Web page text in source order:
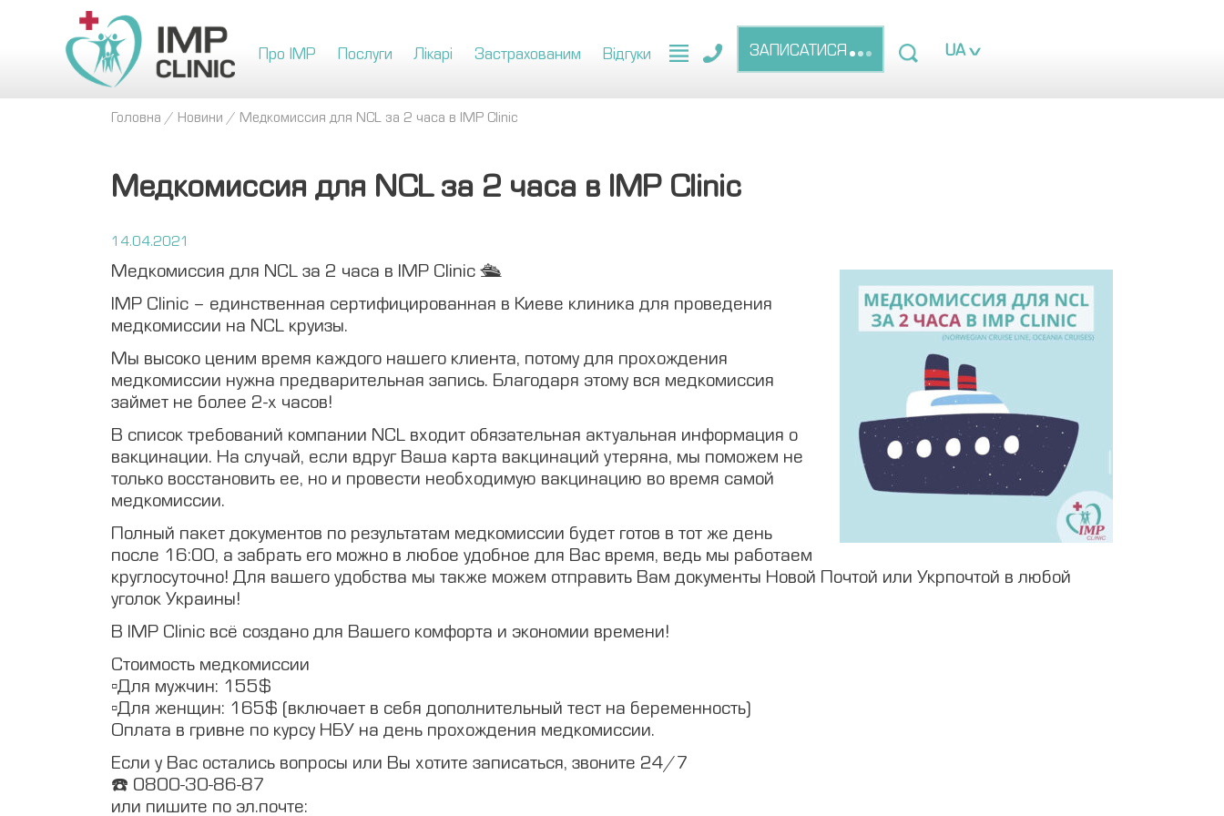
Про IMP Послуги Лікарі Застрахованим Відгуки ЗАПИСАТИСЯ UA
Головна / Новини / Медкомиссия для NCL за 2 часа в IMP Clinic
Медкомиссия для NCL за 2 часа в IMP Clinic
14.04.2021
Медкомиссия для NCL за 2 часа в IMP Clinic 🛳
IMP Clinic – единственная сертифицированная в Киеве клиника для проведения
медкомиссии на NCL круизы.
Мы высоко ценим время каждого нашего клиента, потому для прохождения
медкомиссии нужна предварительная запись. Благодаря этому вся медкомиссия
займет не более 2-х часов!
В список требований компании NCL входит обязательная актуальная информация о
вакцинации. На случай, если вдруг Ваша карта вакцинаций утеряна, мы поможем не
только восстановить ее, но и провести необходимую вакцинацию во время самой
медкомиссии.
Полный пакет документов по результатам медкомиссии будет готов в тот же день
после 16:00, а забрать его можно в любое удобное для Вас время, ведь мы работаем
круглосуточно! Для вашего удобства мы также можем отправить Вам документы Новой Почтой или Укрпочтой в любой
уголок Украины!
В IMP Clinic всё создано для Вашего комфорта и экономии времени!
Стоимость медкомиссии
▫️Для мужчин: 155$
▫️Для женщин: 165$ (включает в себя дополнительный тест на беременность)
Оплата в гривне по курсу НБУ на день прохождения медкомиссии.
Если у Вас остались вопросы или Вы хотите записаться, звоните 24/7
☎️ 0800-30-86-87
или пишите по эл.почте: